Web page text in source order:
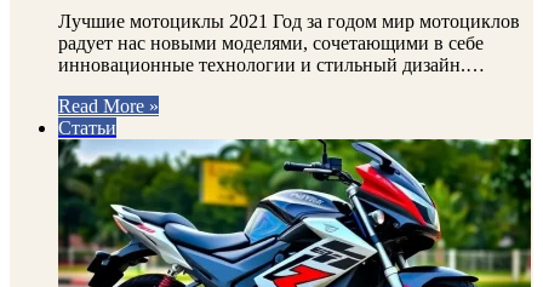
Лучшие мотоциклы 2021 Год за годом мир мотоциклов
радует нас новыми моделями, сочетающими в себе
инновационные технологии и стильный дизайн.…
Read More »
Статьи